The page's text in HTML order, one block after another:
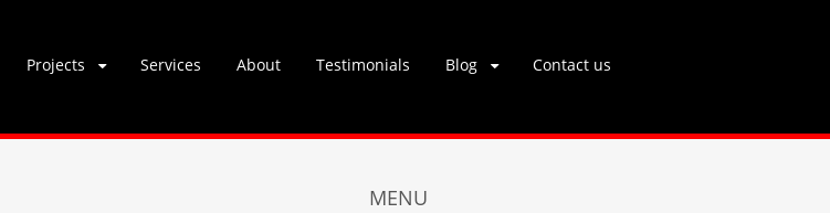
Projects Services About Testimonials Blog Contact us
MENU